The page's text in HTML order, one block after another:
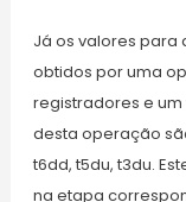
Já os valores para
obtidos por uma
registradores e
desta operação
t6dd, t5du, t3du.
na etapa